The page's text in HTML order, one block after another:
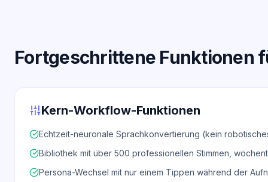
Fortgeschrittene Funktionen
Kern-Workflow-Funktionen
Echtzeit-neuronale Sprachkonvertierung (kein
Bibliothek mit über 500 professionellen Stimmen,
Persona-Wechsel mit nur einem Tippen während der